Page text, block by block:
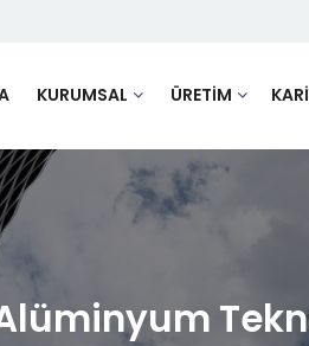
KURUMSAL ÜRETİM